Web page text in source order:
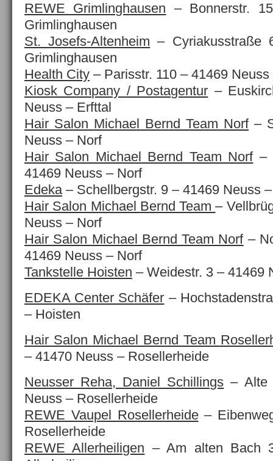
REWE Grimlinghausen – Bonnerstr.
Grimlinghausen
St. Josefs-Altenheim – Cyriakusstraße
Grimlinghausen
Health City – Parisstr. 110 – 41469
Kiosk Company / Postagentur –
Neuss – Erfttal
Hair Salon Michael Bernd Team Norf–
Neuss – Norf
Hair Salon Michael Bernd Team Norf–
41469 Neuss – Norf
Edeka– Schellbergstr. 9 – 41469 Neuss
Hair Salon Michael Bernd Team–
Neuss – Norf
Hair Salon Michael Bernd Team Norf–
41469 Neuss – Norf
Tankstelle Hoisten – Weidestr. 3 – 41469
EDEKA Center Schäfer –
– Hoisten
Hair Salon Michael Bernd Team
– 41470 Neuss – Rosellerheide
Neusser Reha, Daniel Schillings – Alte
Neuss – Rosellerheide
REWE Vaupel Rosellerheide–
Rosellerheide
REWE Allerheiligen – Am alten Bach